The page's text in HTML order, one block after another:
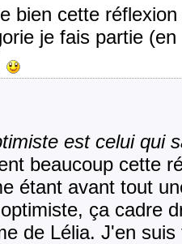
bien cette
je fais partie
est celui qui
beaucoup cette
étant avant tout
ça cadre
de Lélia. J'en